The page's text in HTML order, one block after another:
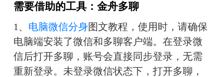
需要借助的工具：金舟多聊
1、 电脑微信分身图文教程，使用时，请确保
电脑端安装了微信和多聊客户端。在登录微
信后打开多聊，账号会直接同步登录，无需
重新登录。未登录微信状态下，打开多聊，